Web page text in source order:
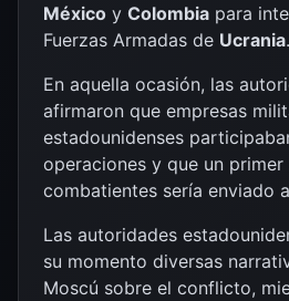
México y Colombia para
Fuerzas Armadas de Ucrania.
En aquella ocasión, las
afirmaron que empresas
estadounidenses
operaciones y que un
combatientes sería enviado
Las autoridades
su momento diversas
Moscú sobre el conflicto,